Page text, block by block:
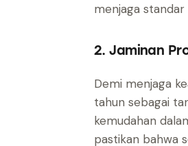
menjaga
2. Jaminan
Demi menjaga
tahun sebagai
kemudahan
pastikan bahwa